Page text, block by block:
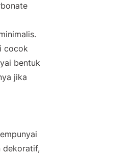
cocok
bentuk
jika
dekoratif,